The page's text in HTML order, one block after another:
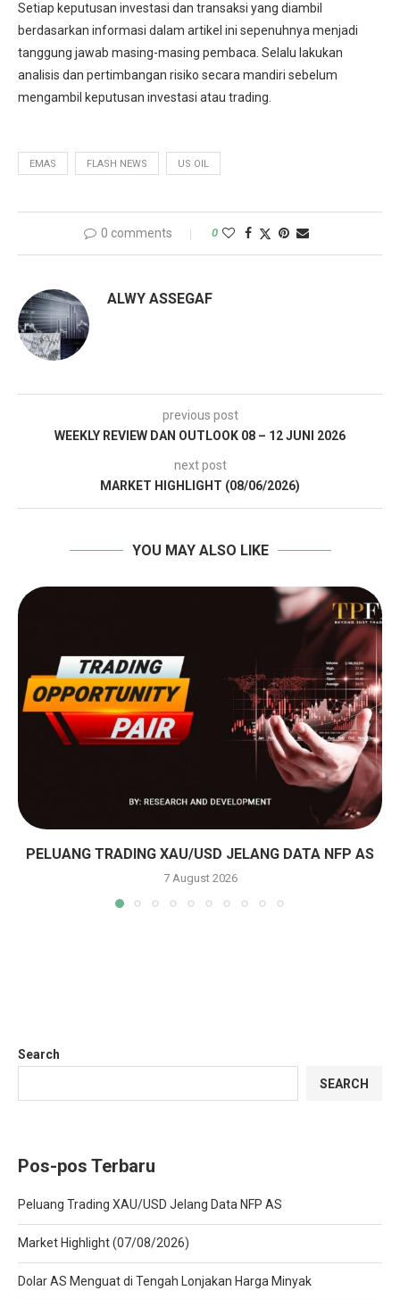
Setiap keputusan investasi dan transaksi yang diambil
berdasarkan informasi dalam artikel ini sepenuhnya menjadi
tanggung jawab masing-masing pembaca. Selalu lakukan
analisis dan pertimbangan risiko secara mandiri sebelum
mengambil keputusan investasi atau trading.
EMAS FLASH NEWS US OIL
0 comments 0
ALWY ASSEGAF
previous post
WEEKLY REVIEW DAN OUTLOOK 08 – 12 JUNI 2026
next post
MARKET HIGHLIGHT (08/06/2026)
YOU MAY ALSO LIKE
PELUANG TRADING XAU/USD JELANG DATA NFP AS
7 August 2026
Search
SEARCH
Pos-pos Terbaru
Peluang Trading XAU/USD Jelang Data NFP AS
Market Highlight (07/08/2026)
Dolar AS Menguat di Tengah Lonjakan Harga Minyak